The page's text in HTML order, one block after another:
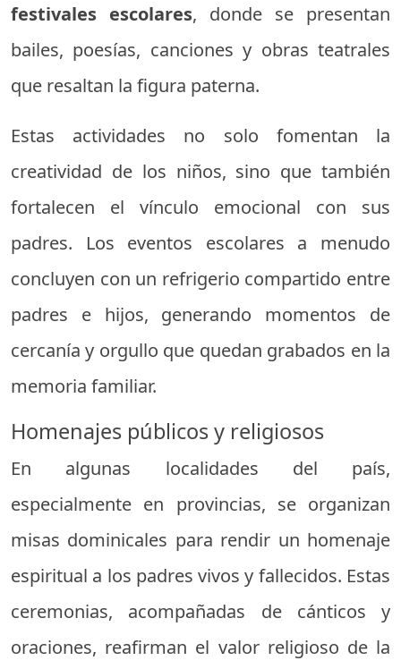
festivales escolares, donde se presentan
bailes, poesías, canciones y obras teatrales
que resaltan la figura paterna.
Estas actividades no solo fomentan la
creatividad de los niños, sino que también
fortalecen el vínculo emocional con sus
padres. Los eventos escolares a menudo
concluyen con un refrigerio compartido entre
padres e hijos, generando momentos de
cercanía y orgullo que quedan grabados en la
memoria familiar.
Homenajes públicos y religiosos
En algunas localidades del país,
especialmente en provincias, se organizan
misas dominicales para rendir un homenaje
espiritual a los padres vivos y fallecidos. Estas
ceremonias, acompañadas de cánticos y
oraciones, reafirman el valor religioso de la